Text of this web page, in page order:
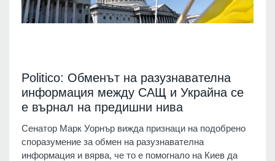
Politico: Обменът на разузнавателна
информация между САЩ и Украйна се
е върнал на предишни нива
Сенатор Марк Уорнър вижда признаци на подобрено
споразумение за обмен на разузнавателна
информация и вярва, че то е помогнало на Киев да